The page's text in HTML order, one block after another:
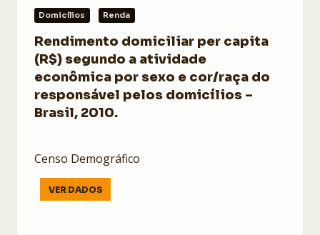
Domicílios Renda
Rendimento domiciliar per capita
(R$) segundo a atividade
econômica por sexo e cor/raça do
responsável pelos domicílios –
Brasil, 2010.
Censo Demográfico
VER DADOS